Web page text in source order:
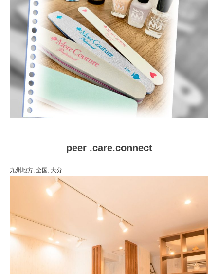
peer .care.connect
九州地方, 全国, 大分